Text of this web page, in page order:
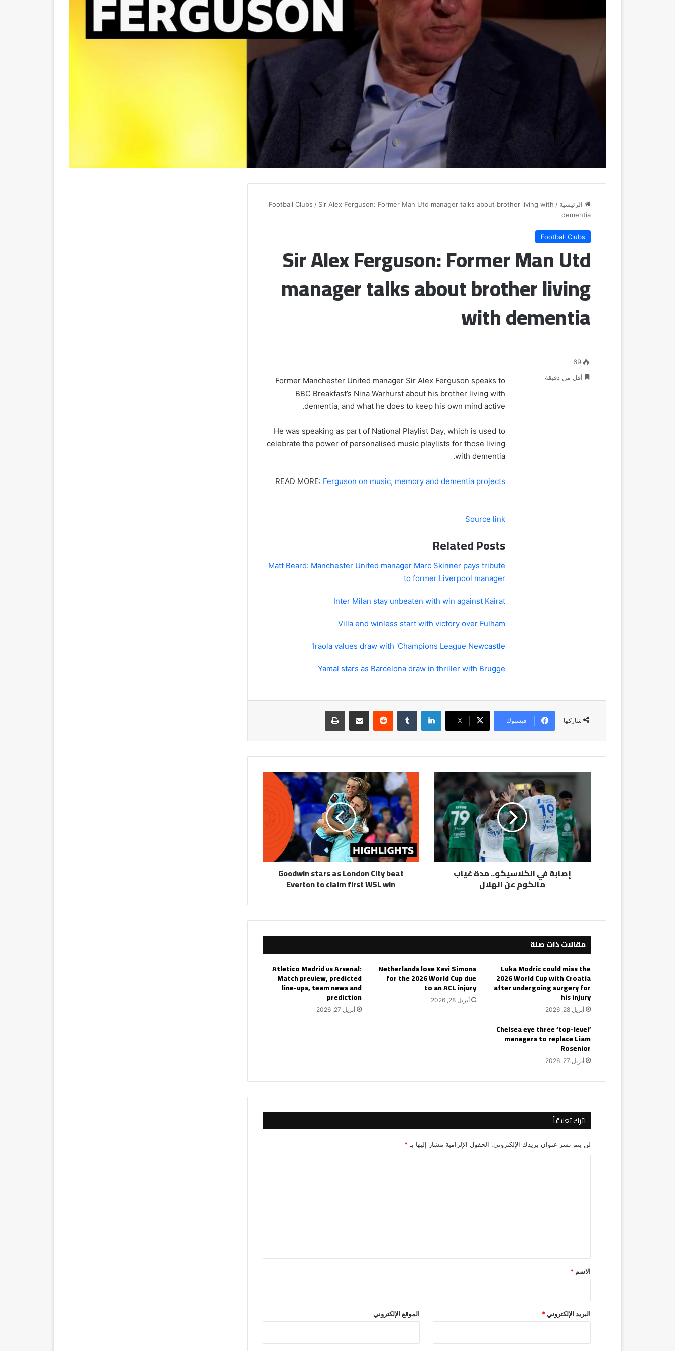
الرئيسية /
Football Clubs / Sir Alex Ferguson: Former Man Utd manager talks about brother living with
dementia
Football Clubs
Sir Alex Ferguson: Former Man Utd
manager talks about brother living
with dementia
Former Manchester United manager Sir Alex Ferguson speaks to
BBC Breakfast’s Nina Warhurst about his brother living with
dementia, and what he does to keep his own mind active.
He was speaking as part of National Playlist Day, which is used to
celebrate the power of personalised music playlists for those living
with dementia.
READ MORE: Ferguson on music, memory and dementia projects
Source link
Related Posts
Matt Beard: Manchester United manager Marc Skinner pays tribute
to former Liverpool manager
Inter Milan stay unbeaten with win against Kairat
Villa end winless start with victory over Fulham
Iraola values draw with 'Champions League Newcastle'
Yamal stars as Barcelona draw in thriller with Brugge
69
أقل من دقيقة
شاركها فيسبوك ‫X
لينكدإن مشاركة عبر البريد طباعة
الكلاسيكو..
مالكوم
الهلال
إصابة في الكلاسيكو.. مدة غياب
مالكوم عن الهلال
Goodwin
stars
as
London
City
beat
Everton
to
claim
Goodwin stars as London City beat
Everton to claim first WSL win
مقالات ذات صلة
Luka Modric could miss the
2026 World Cup with Croatia
after undergoing surgery for
his injury
أبريل 28, 2026
Netherlands lose Xavi Simons
for the 2026 World Cup due
to an ACL injury
أبريل 28, 2026
Atletico Madrid vs Arsenal:
Match preview, predicted
line-ups, team news and
prediction
أبريل 27, 2026
Chelsea eye three ‘top-level’
managers to replace Liam
Rosenior
أبريل 27, 2026
اترك تعليقاً
لن يتم نشر عنوان بريدك الإلكتروني. الحقول الإلزامية مشار إليها بـ*
*
الاسم *
البريد الإلكتروني* الموقع الإلكتروني